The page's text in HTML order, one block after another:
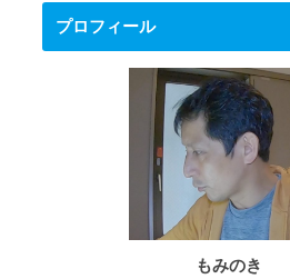
プロフィール
もみのき